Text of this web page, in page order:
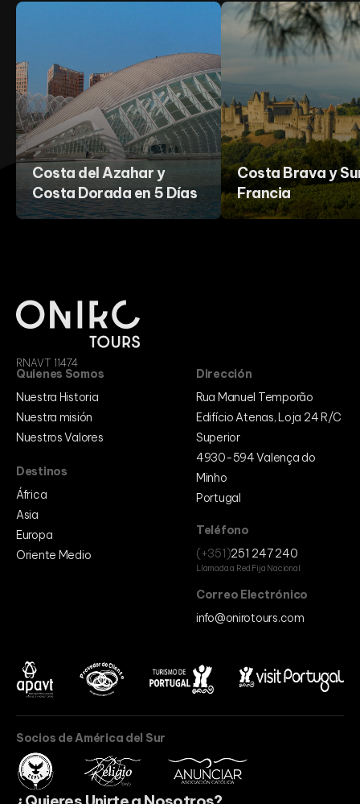
Costa del Azahar y
Costa Dorada en 5 Días
Costa Brava y
Francia
RNAVT 11474
Dirección
Rua Manuel Temporão
Edifício Atenas, Loja 24 R/C
Superior
4930-594 Valença do
Minho
Portugal
Teléfono
(+351)251 247 240
Llamada a Red Fija Nacional
Correo Electrónico
info@onirotours.com
Quienes Somos
Nuestra Historia
Nuestra misión
Nuestros Valores
Destinos
África
Asia
Europa
Oriente Medio
Socios de América del Sur